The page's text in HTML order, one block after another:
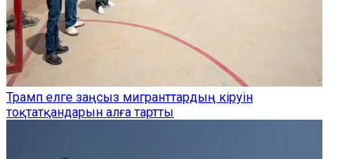
Трамп елге заңсыз мигранттардың кіруін
тоқтатқандарын алға тартты